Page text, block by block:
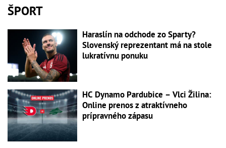
ŠPORT
Haraslín na odchode zo Sparty?
Slovenský reprezentant má na stole
lukratívnu ponuku
HC Dynamo Pardubice – Vlci Žilina:
Online prenos z atraktívneho
prípravného zápasu